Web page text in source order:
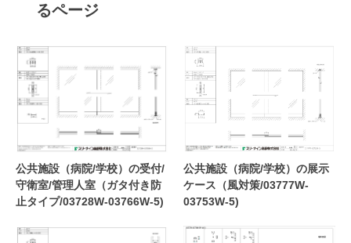
るページ
公共施設（病院/学校）の受付/
守衛室/管理人室（ガタ付き防
止タイプ/03728W-03766W-5)
公共施設（病院/学校）の展示
ケース（風対策/03777W-
03753W-5)